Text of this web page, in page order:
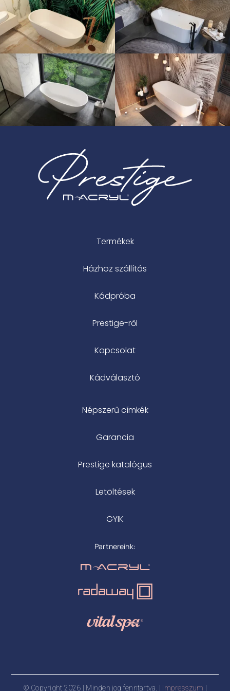
Termékek
Házhoz szállítás
Kádpróba
Prestige-ről
Kapcsolat
Kádválasztó
Népszerű címkék
Garancia
Prestige katalógus
Letöltések
GYIK
Partnereink:
© Copyright 2026 | Minden jog fenntartva. | Impresszum |